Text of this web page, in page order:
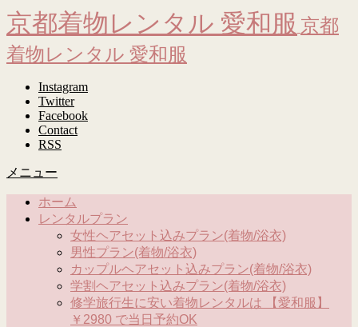
京都着物レンタル 愛和服 京都
着物レンタル 愛和服
Instagram
Twitter
Facebook
Contact
RSS
メニュー
ホーム
レンタルプラン
女性ヘアセット込みプラン(着物/浴衣)
男性プラン(着物/浴衣)
カップルヘアセット込みプラン(着物/浴衣)
学割ヘアセット込みプラン(着物/浴衣)
修学旅行生に安い着物レンタルは 【愛和服】
￥2980 で当日予約OK